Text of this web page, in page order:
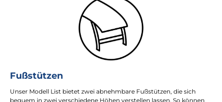
Fußstützen
Unser Modell List bietet zwei abnehmbare Fußstützen, die sich
bequem in zwei verschiedene Höhen verstellen lassen. So können